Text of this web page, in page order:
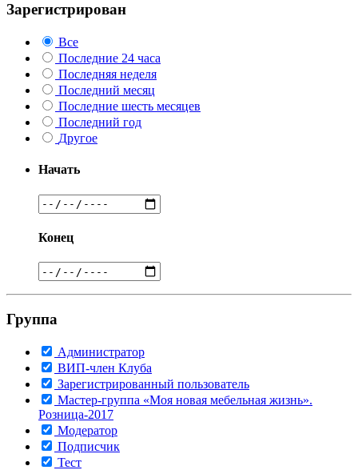
Зарегистрирован
Все
Последние 24 часа
Последняя неделя
Последний месяц
Последние шесть месяцев
Последний год
Другое
Начать
Конец
Группа
Администратор
ВИП-член Клуба
Зарегистрированный пользователь
Мастер-группа «Моя новая мебельная жизнь».
Розница-2017
Модератор
Подписчик
Тест